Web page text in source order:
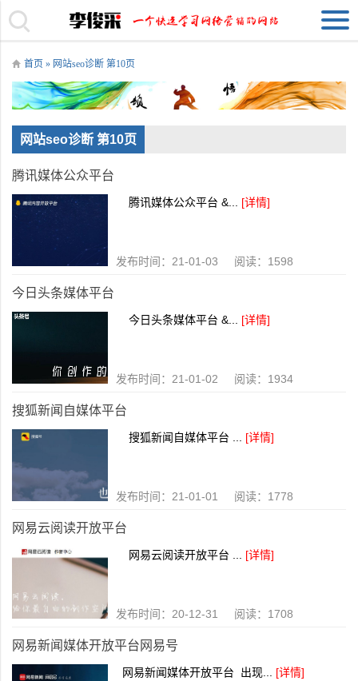
首页 » 网站seo诊断 第10页
网站seo诊断 第10页
腾讯媒体公众平台
腾讯媒体公众平台 &... [详情]
发布时间：21-01-03 阅读：1598
今日头条媒体平台
今日头条媒体平台 &... [详情]
发布时间：21-01-02 阅读：1934
搜狐新闻自媒体平台
搜狐新闻自媒体平台 ... [详情]
发布时间：21-01-01 阅读：1778
网易云阅读开放平台
网易云阅读开放平台 ... [详情]
发布时间：20-12-31 阅读：1708
网易新闻媒体开放平台网易号
网易新闻媒体开放平台 出现... [详情]